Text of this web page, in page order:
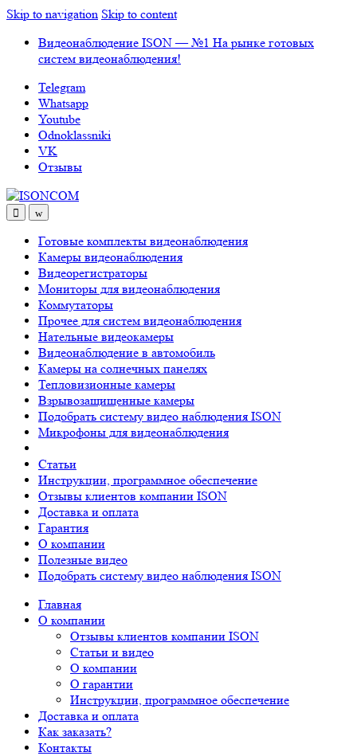
Skip to navigation Skip to content
Видеонаблюдение ISON — №1 На рынке готовых
систем видеонаблюдения!
Telegram
Whatsapp
Youtube
Odnoklassniki
VK
Отзывы
Готовые комплекты видеонаблюдения
Камеры видеонаблюдения
Видеорегистраторы
Мониторы для видеонаблюдения
Коммутаторы
Прочее для систем видеонаблюдения
Нательные видеокамеры
Видеонаблюдение в автомобиль
Камеры на солнечных панелях
Тепловизионные камеры
Взрывозащищенные камеры
Подобрать систему видео наблюдения ISON
Микрофоны для видеонаблюдения
Статьи
Инструкции, программное обеспечение
Отзывы клиентов компании ISON
Доставка и оплата
Гарантия
О компании
Полезные видео
Подобрать систему видео наблюдения ISON
Главная
О компании
Отзывы клиентов компании ISON
Статьи и видео
О компании
О гарантии
Инструкции, программное обеспечение
Доставка и оплата
Как заказать?
Контакты